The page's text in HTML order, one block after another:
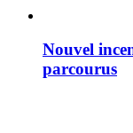
Nouvel
parcourus